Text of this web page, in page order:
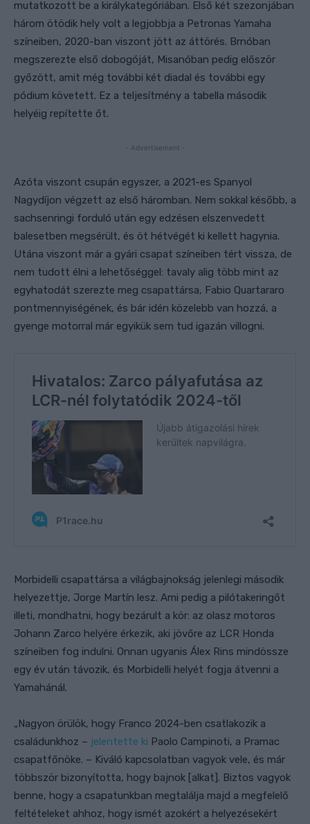
mutatkozott be a királykategóriában. Első két szezonjában
három ötödik hely volt a legjobbja a Petronas Yamaha
színeiben, 2020-ban viszont jött az áttörés. Brnóban
megszerezte első dobogóját, Misanóban pedig először
győzött, amit még további két diadal és további egy
pódium követett. Ez a teljesítmény a tabella második
helyéig repítette őt.
- Advertisement -
Azóta viszont csupán egyszer, a 2021-es Spanyol
Nagydíjon végzett az első háromban. Nem sokkal később, a
sachsenringi forduló után egy edzésen elszenvedett
balesetben megsérült, és öt hétvégét ki kellett hagynia.
Utána viszont már a gyári csapat színeiben tért vissza, de
nem tudott élni a lehetőséggel: tavaly alig több mint az
egyhatodát szerezte meg csapattársa, Fabio Quartararo
pontmennyiségének, és bár idén közelebb van hozzá, a
gyenge motorral már egyikük sem tud igazán villogni.
Morbidelli csapattársa a világbajnokság jelenlegi második
helyezettje, Jorge Martín lesz. Ami pedig a pilótakeringőt
illeti, mondhatni, hogy bezárult a kör: az olasz motoros
Johann Zarco helyére érkezik, aki jövőre az LCR Honda
színeiben fog indulni. Onnan ugyanis Álex Rins mindössze
egy év után távozik, és Morbidelli helyét fogja átvenni a
Yamahánál.
„Nagyon örülök, hogy Franco 2024-ben csatlakozik a
családunkhoz – jelentette ki Paolo Campinoti, a Pramac
csapatfőnöke. – Kiváló kapcsolatban vagyok vele, és már
többször bizonyította, hogy bajnok [alkat]. Biztos vagyok
benne, hogy a csapatunkban megtalálja majd a megfelelő
feltételeket ahhoz, hogy ismét azokért a helyezésekért